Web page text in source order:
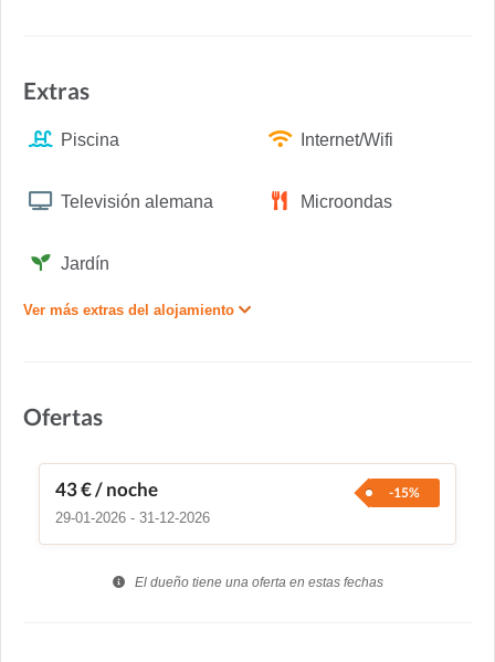
Extras
Piscina Internet/Wifi
Televisión alemana Microondas
Jardín
Ver más extras del alojamiento
Ofertas
43 €/ noche
-15%
29-01-2026 - 31-12-2026
El dueño tiene una oferta en estas fechas